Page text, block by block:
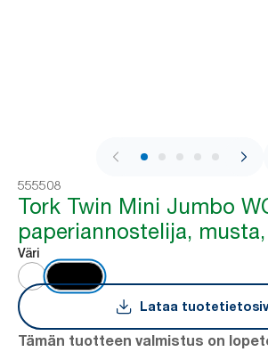
1 / 8
555508
Tork Twin Mini Jumbo
paperiannostelija,
Väri
Lataa
Tämän tuotteen valmistus on